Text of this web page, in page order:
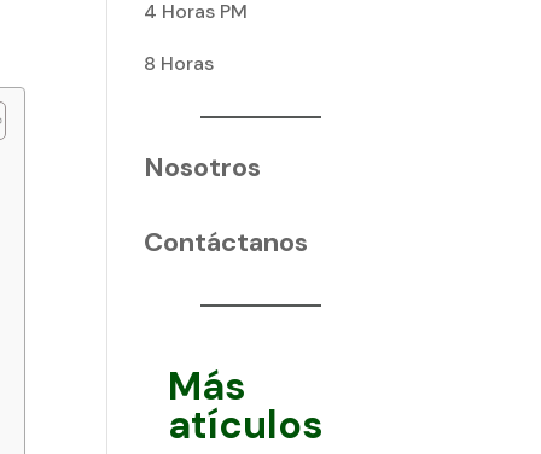
4 Horas PM
8 Horas
Nosotros
Contáctanos
Más
atículos